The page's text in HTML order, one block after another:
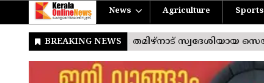
News Agriculture Sports